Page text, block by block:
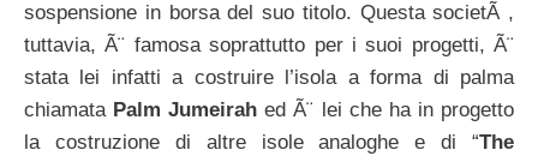
sospensione in borsa del suo titolo. Questa societÃ ,
tuttavia, Ã¨ famosa soprattutto per i suoi progetti, Ã¨
stata lei infatti a costruire l’isola a forma di palma
chiamata Palm Jumeirah ed Ã¨ lei che ha in progetto
la costruzione di altre isole analoghe e di “The